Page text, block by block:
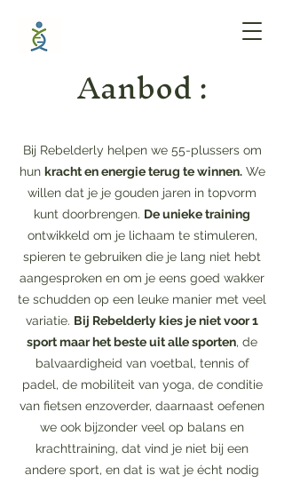
Aanbod :
Bij Rebelderly helpen we 55-plussers om
hun kracht en energie terug te winnen.We
willen dat je je gouden jaren in topvorm
kunt doorbrengen. De unieke training
ontwikkeld om je lichaam te stimuleren,
spieren te gebruiken die je lang niet hebt
aangesproken en om je eens goed wakker
te schudden op een leuke manier met veel
variatie. Bij Rebelderly kies je niet voor 1
sport maar het beste uit alle sporten, de
balvaardigheid van voetbal, tennis of
padel, de mobiliteit van yoga, de conditie
van fietsen enzoverder, daarnaast oefenen
we ook bijzonder veel op balans en
krachttraining, dat vind je niet bij een
andere sport, en dat is wat je écht nodig